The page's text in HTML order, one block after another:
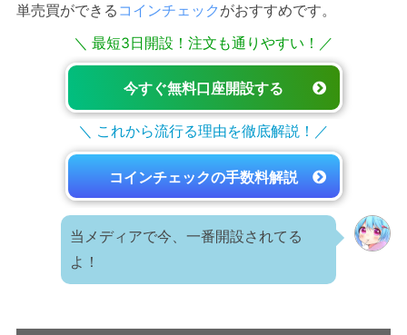
単売買ができる コインチェック がおすすめです。
＼ 最短3日開設！注文も通りやすい！／
今すぐ無料口座開設する
＼ これから流行る理由を徹底解説！／
コインチェックの手数料解説
当メディアで今、一番開設されてる
よ！